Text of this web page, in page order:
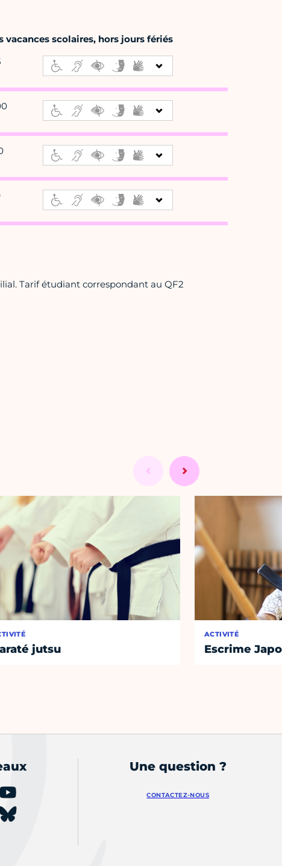
vacances scolaires, hors jours fériés
Tarif étudiant correspondant au QF2
jutsu
ACTIVITÉ
Escrime
Une question ?
CONTACTEZ-NOUS